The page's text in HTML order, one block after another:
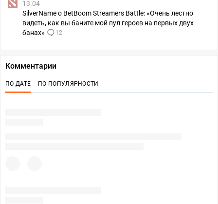
13.04
SilverName о BetBoom Streamers Battle: «Очень лестно
видеть, как вы баните мой пул героев на первых двух
банах»
12
Комментарии
ПО ДАТЕ ПО ПОПУЛЯРНОСТИ